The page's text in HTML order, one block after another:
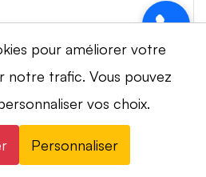
à Mont-Tramelan
de vidéosurveillance à
visionnage smartphone,
pour améliorer votre
notre trafic. Vous pouvez
vos choix.
Personnaliser
min· 24h/24 · 7j/7 ·
WhatsApp